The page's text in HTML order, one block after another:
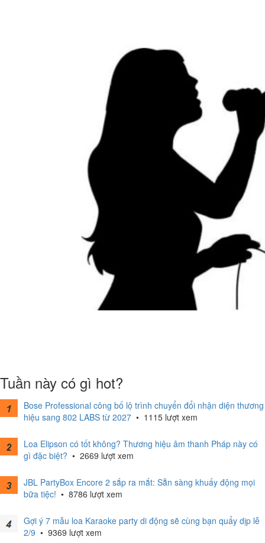
Tuần này có gì hot?
Bose Professional công bố lộ trình chuyển đổi nhận diện thương
hiệu sang 802 LABS từ 2027 • 1115 lượt xem
Loa Elipson có tốt không? Thương hiệu âm thanh Pháp này có
gì đặc biệt? • 2669 lượt xem
JBL PartyBox Encore 2 sắp ra mắt: Sẵn sàng khuấy động mọi
bữa tiệc! • 8786 lượt xem
Gợi ý 7 mẫu loa Karaoke party di động sẽ cùng bạn quẩy dịp lễ
2/9 • 9369 lượt xem